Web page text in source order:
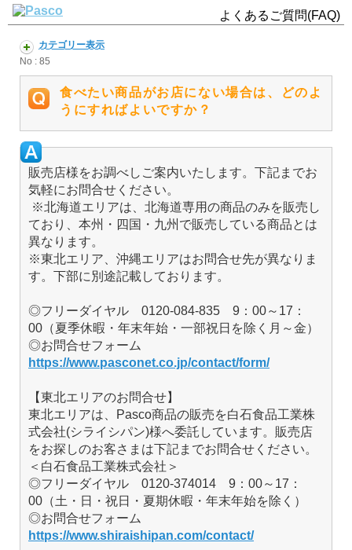
よくあるご質問(FAQ)
カテゴリー表示
No : 85
食べたい商品がお店にない場合は、どのよ
うにすればよいですか？
販売店様をお調べしご案内いたします。下記までお
気軽にお問合せください。
※北海道エリアは、北海道専用の商品のみを販売し
ており、本州・四国・九州で販売している商品とは
異なります。
※東北エリア、沖縄エリアはお問合せ先が異なりま
す。下部に別途記載しております。
◎フリーダイヤル 0120-084-835 9：00～17：
00（夏季休暇・年末年始・一部祝日を除く月～金）
◎お問合せフォーム
https://www.pasconet.co.jp/contact/form/
【東北エリアのお問合せ】
東北エリアは、Pasco商品の販売を白石食品工業株
式会社(シライシパン)様へ委託しています。販売店
をお探しのお客さまは下記までお問合せください。
＜白石食品工業株式会社＞
◎フリーダイヤル 0120-374014 9：00～17：
00（土・日・祝日・夏期休暇・年末年始を除く）
◎お問合せフォーム
https://www.shiraishipan.com/contact/